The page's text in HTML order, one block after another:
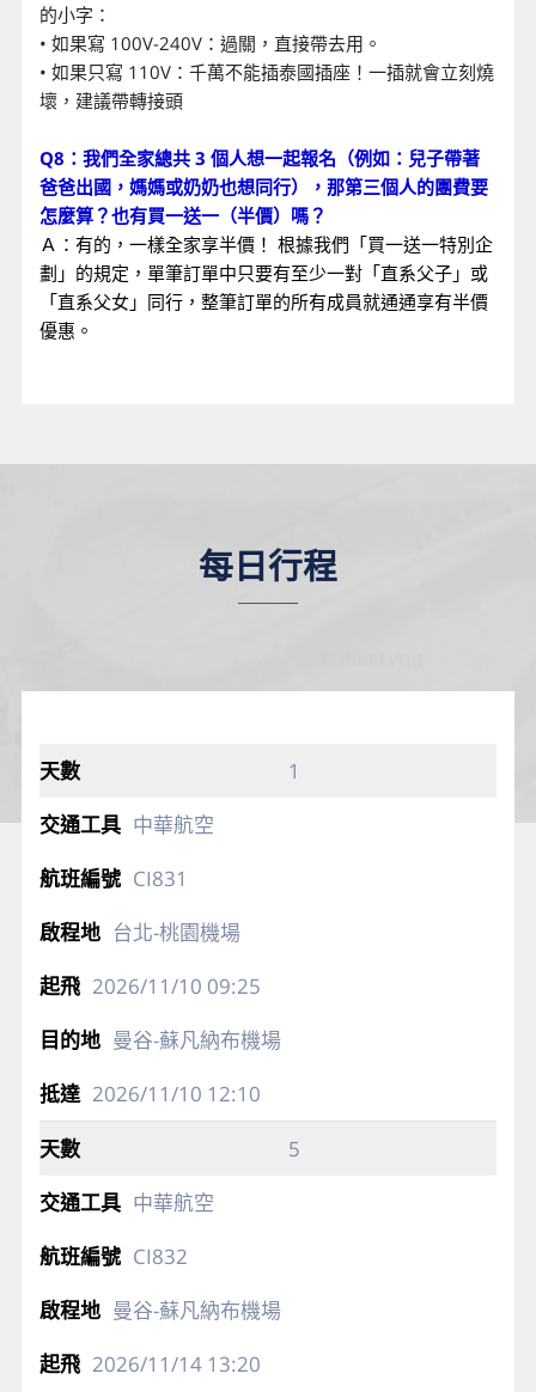
的小字：
• 如果寫 100V-240V：過關，直接帶去用。
• 如果只寫 110V：千萬不能插泰國插座！一插就會立刻燒
壞，建議帶轉接頭
Q8：我們全家總共 3 個人想一起報名（例如：兒子帶著
爸爸出國，媽媽或奶奶也想同行），那第三個人的團費要
怎麼算？也有買一送一（半價）嗎？
Ａ：有的，一樣全家享半價！ 根據我們「買一送一特別企
劃」的規定，單筆訂單中只要有至少一對「直系父子」或
「直系父女」同行，整筆訂單的所有成員就通通享有半價
優惠。
每日行程
1
中華航空
CI831
台北-桃園機場
2026/11/10 09:25
曼谷-蘇凡納布機場
2026/11/10 12:10
5
中華航空
CI832
曼谷-蘇凡納布機場
2026/11/1413:20